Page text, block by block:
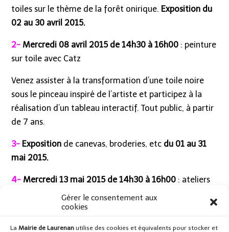
Gérer le consentement aux
cookies
La Mairie de Laurenan utilise des cookies et équivalents pour stocker et
toiles sur le thème de la forêt onirique. Exposition du
02 au 30 avril 2015.
2- Mercredi 08 avril 2015 de 14h30 à 16h00: peinture
sur toile avec Catz
Venez assister à la transformation d’une toile noire
sous le pinceau inspiré de l’artiste et participez à la
réalisation d’un tableau interactif. Tout public, à partir
de 7 ans.
3- Expositionde canevas, broderies, etc du 01 au 31
mai 2015.
4- Mercredi 13 mai 2015 de 14h30 à 16h00: ateliers
créatifs : réalisations en tissu, en laine, …